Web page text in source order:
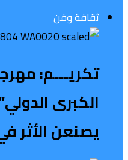
ثقافة وفن
تكريـــم:
الكبرى
يصنعن الأثر